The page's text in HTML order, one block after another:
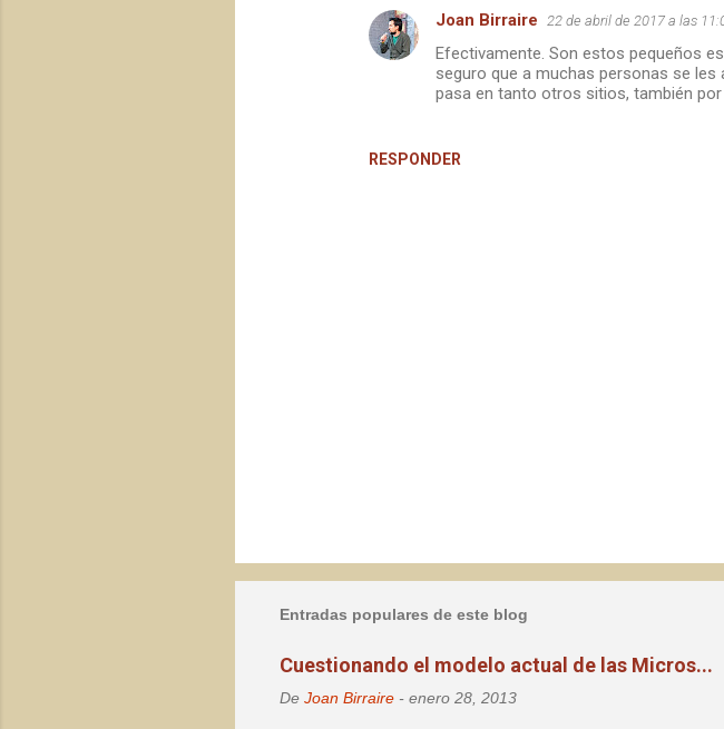
RESPONDER
Joan Birraire 22 de abril de 2017 a las
Efectivamente. Son estos pequeños
seguro que a muchas personas se
pasa en tanto otros sitios, también
u
b
i
a
u
Entradas populares de este blog
Cuestionando el modelo actual de las Micros...
De Joan Birraire - enero 28, 2013